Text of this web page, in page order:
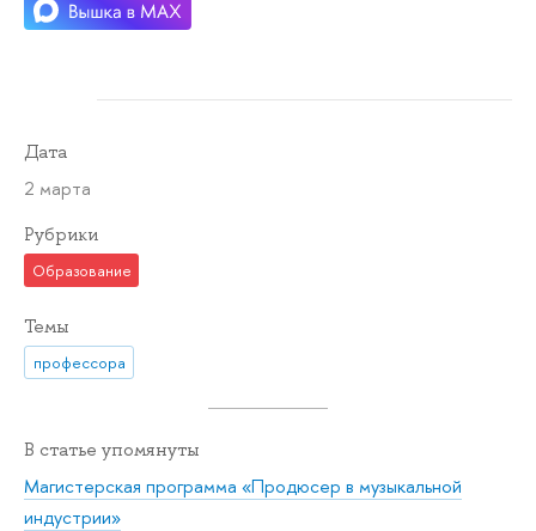
Дата
2 марта
Рубрики
Образование
Темы
профессора
В статье упомянуты
Магистерская программа «Продюсер в музыкальной
индустрии»